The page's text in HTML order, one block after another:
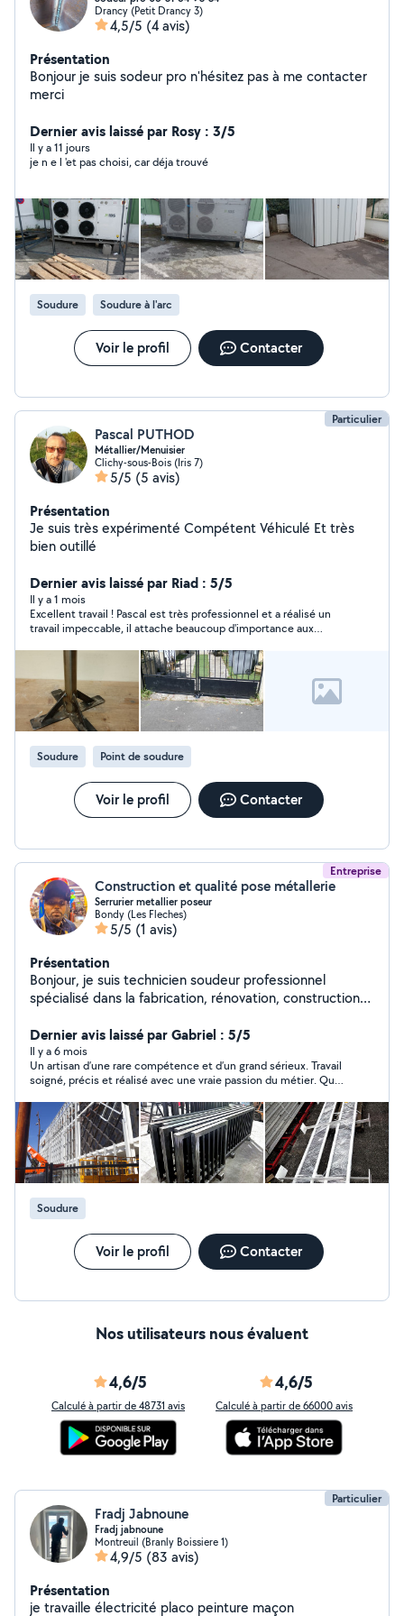
Drancy (Petit Drancy 3)
4,5/5 (4 avis)
Présentation
Bonjour je suis sodeur pro n'hésitez pas à me contacter
merci
Dernier avis laissé par Rosy : 3/5
Il y a 11 jours
je n e l 'et pas choisi, car déja trouvé
Soudure Soudure à l'arc
Voir le profil Contacter
Particulier
Pascal PUTHOD
Métallier/Menuisier
Clichy-sous-Bois (Iris 7)
5/5 (5 avis)
Présentation
Je suis très expérimenté Compétent Véhiculé Et très
bien outillé
Dernier avis laissé par Riad : 5/5
Il y a 1 mois
Excellent travail ! Pascal est très professionnel et a réalisé un
travail impeccable, il attache beaucoup d'importance aux
solution la plus adaptée. Je recommande vivement.
Soudure Point de soudure
Voir le profil Contacter
Entreprise
Construction et qualité pose métallerie
Serrurier metallier poseur
Bondy (Les Fleches)
5/5 (1 avis)
Présentation
Bonjour, je suis technicien soudeur professionnel
spécialisé dans la fabrication, rénovation, construction
bâtiment ou équipements industriels. Réparation et
changement de serrure. Bardage et charpente
métallique. Motorisation et Réparation industriels.
Dernier avis laissé par Gabriel : 5/5
Il y a 6 mois
Un artisan d’une rare compétence et d’un grand sérieux. Travail
soigné, précis et réalisé avec une vraie passion du métier. Que
ou la soudure, tout est fait dans les règles de l’art, avec des
finitions impeccables. Très professionnel, ponctuel et à
l’écoute, il sait conseiller et trouver les meilleures solutions
techniques.
Soudure
Voir le profil Contacter
Nos utilisateurs nous évaluent
4,6/5
Calculé à partir de 48731 avis
4,6/5
Calculé à partir de 66000 avis
Particulier
Fradj Jabnoune
Fradj jabnoune
Montreuil (Branly Boissiere 1)
4,9/5 (83 avis)
Présentation
je travaille électricité placo peinture maçon